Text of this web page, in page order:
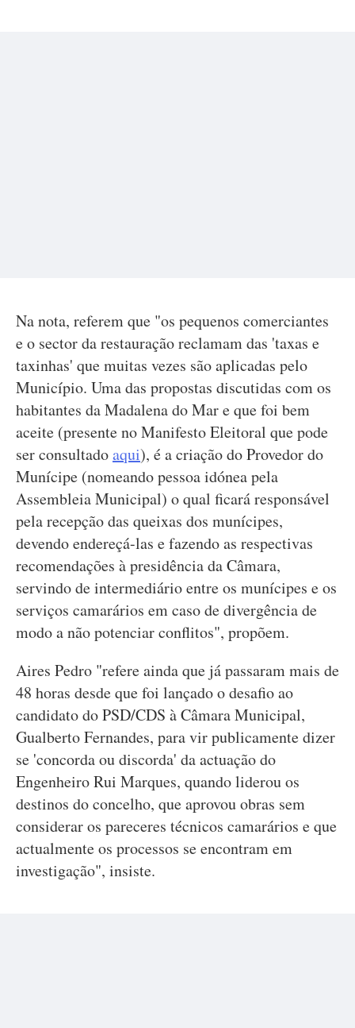
Na nota, referem que "os pequenos comerciantes
e o sector da restauração reclamam das 'taxas e
taxinhas' que muitas vezes são aplicadas pelo
Município. Uma das propostas discutidas com os
habitantes da Madalena do Mar e que foi bem
aceite (presente no Manifesto Eleitoral que pode
ser consultadoaqui), é a criação do Provedor do
Munícipe (nomeando pessoa idónea pela
Assembleia Municipal) o qual ficará responsável
pela recepção das queixas dos munícipes,
devendo endereçá-las e fazendo as respectivas
recomendações à presidência da Câmara,
servindo de intermediário entre os munícipes e os
serviços camarários em caso de divergência de
modo a não potenciar conflitos", propõem.
Aires Pedro "refere ainda que já passaram mais de
48 horas desde que foi lançado o desafio ao
candidato do PSD/CDS à Câmara Municipal,
Gualberto Fernandes, para vir publicamente dizer
se 'concorda ou discorda' da actuação do
Engenheiro Rui Marques, quando liderou os
destinos do concelho, que aprovou obras sem
considerar os pareceres técnicos camarários e que
actualmente os processos se encontram em
investigação", insiste.